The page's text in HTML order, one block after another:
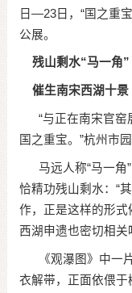
日—23日，“国之重
公展。
残山剩水“马一角”
催生南宋西湖十景
“与正在南宋官窑
国之重宝。”杭州市
马远人称“马一角”
恰精功残山剩水：“
作，正是这样的形
西湖申遗也密切相关
《观瀑图》中一片
衣解带，正面依偎于